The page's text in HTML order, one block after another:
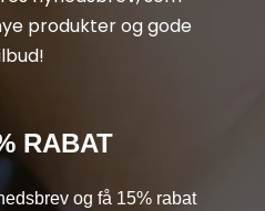
produkter og gode
RABAT
og få 15% rabat